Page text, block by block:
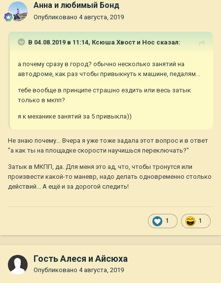
Анна и любимый Бонд
Опубликовано 4 августа, 2019
В 04.08.2019 в 11:14, Ксюша Хвост и Нос сказал:
а почему сразу в город? обычно несколько занятий на
автодроме, как раз чтобы привыкнуть к машине, педалям...
тебе вообще в принципе страшно ездить или весь затык
только в мкпп?
я к механике занятий за 5 привыкла))
Не знаю почему... Вчера я уже тоже задала этот вопрос и в ответ
"а как ты на площадке скорости научишься переключать?"
Затык в МКПП, да. Для меня это ад, что, чтобы тронутся или
произвести какой-то маневр, надо делать одновременно столько
действий... А ещё и за дорогой следить!
1 1
Гость Алеся и Айсюха
Опубликовано 4 августа, 2019